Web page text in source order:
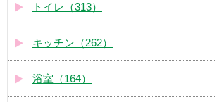
トイレ（313）
キッチン（262）
浴室（164）